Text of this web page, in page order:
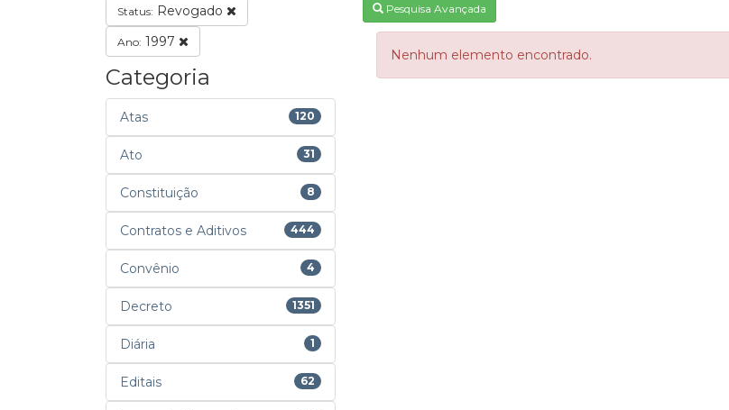
Status: Revogado
Ano: 1997
Categoria
Atas 120
Ato 31
Constituição 8
Contratos e Aditivos 444
Convênio 4
Decreto 1351
Diária 1
Editais 62
Pesquisa Avançada
Nenhum elemento encontrado.